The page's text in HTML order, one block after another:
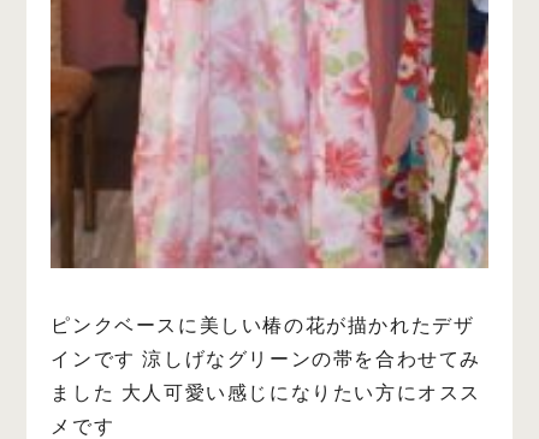
ピンクベースに美しい椿の花が描かれたデザ
インです 涼しげなグリーンの帯を合わせてみ
ました 大人可愛い感じになりたい方にオスス
メです